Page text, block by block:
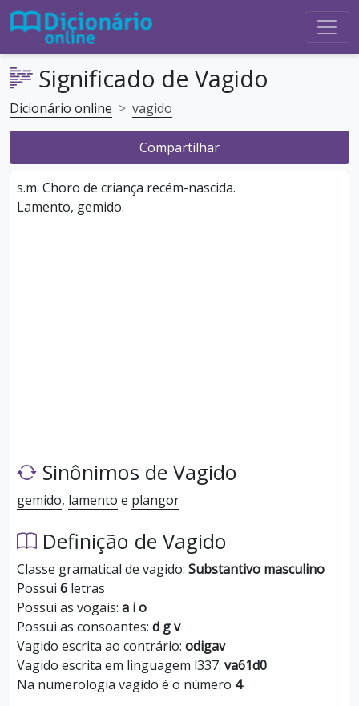
Significado de Vagido
Dicionário online vagido
Compartilhar
s.m. Choro de criança recém-nascida.
Lamento, gemido.
Sinônimos de Vagido
gemido, lamento e plangor
Definição de Vagido
Classe gramatical de vagido: Substantivo masculino
Possui 6 letras
Possui as vogais: a i o
Possui as consoantes: d g v
Vagido escrita ao contrário: odigav
Vagido escrita em linguagem l337: va61d0
Na numerologia vagido é o número 4